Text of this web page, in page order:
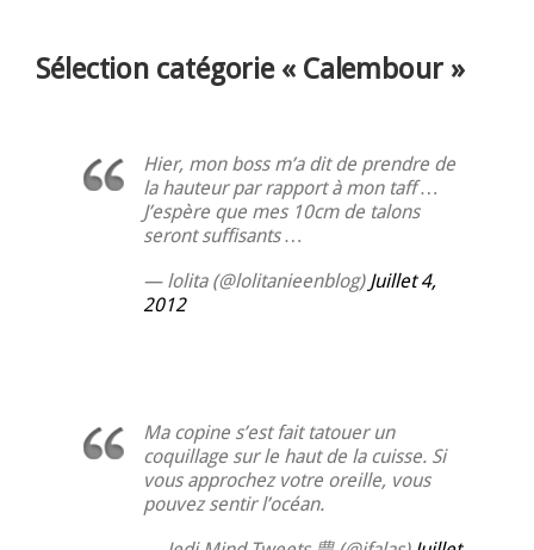
Sélection catégorie « Calembour »
Hier, mon boss m’a dit de prendre de
la hauteur par rapport à mon taff …
J’espère que mes 10cm de talons
seront suffisants …
— lolita (@lolitanieenblog) Juillet 4,
2012
Ma copine s’est fait tatouer un
coquillage sur le haut de la cuisse. Si
vous approchez votre oreille, vous
pouvez sentir l’océan.